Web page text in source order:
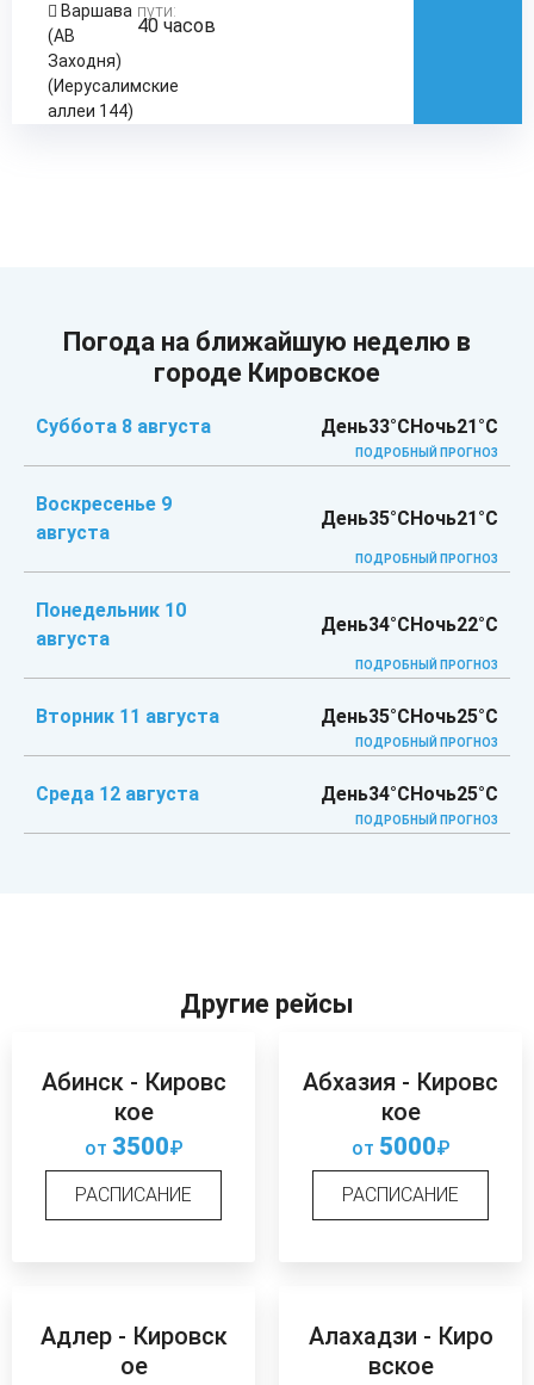
Варшава
(АВ
Заходня)
(Иерусалимские
аллеи 144)
пути:
40 часов
Погода на ближайшую неделю в
городе Кировское
Суббота 8 августа День33°CНочь21°C
ПОДРОБНЫЙ ПРОГНОЗ
Воскресенье 9
августа
День35°CНочь21°C
ПОДРОБНЫЙ ПРОГНОЗ
Понедельник 10
августа
День34°CНочь22°C
ПОДРОБНЫЙ ПРОГНОЗ
Вторник 11 августа День35°CНочь25°C
ПОДРОБНЫЙ ПРОГНОЗ
Среда 12 августа День34°CНочь25°C
ПОДРОБНЫЙ ПРОГНОЗ
Другие рейсы
Абинск - Кировс
кое
от 3500₽
РАСПИСАНИЕ
Абхазия - Кировс
кое
от 5000₽
РАСПИСАНИЕ
Адлер - Кировск
ое
Алахадзи - Киро
вское